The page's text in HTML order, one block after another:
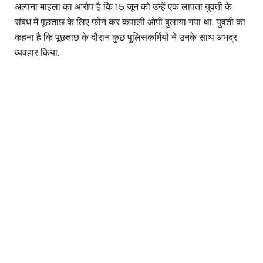
अल्पना माहला का आरोप है कि 15 जून को उन्हें एक लापता युवती के
संबंध में पूछताछ के लिए फोन कर कपाली ओपी बुलाया गया था. युवती का
कहना है कि पूछताछ के दौरान कुछ पुलिसकर्मियों ने उनके साथ अभद्र
व्यवहार किया.